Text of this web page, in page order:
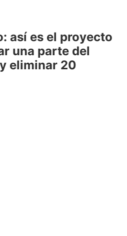
así es el proyecto
una parte del
eliminar 20